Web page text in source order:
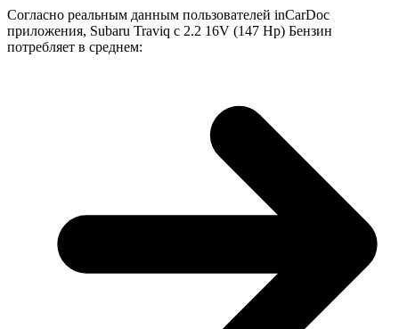
Согласно реальным данным пользователей inCarDoc
приложения, Subaru Traviq с 2.2 16V (147 Hp) Бензин
потребляет в среднем: